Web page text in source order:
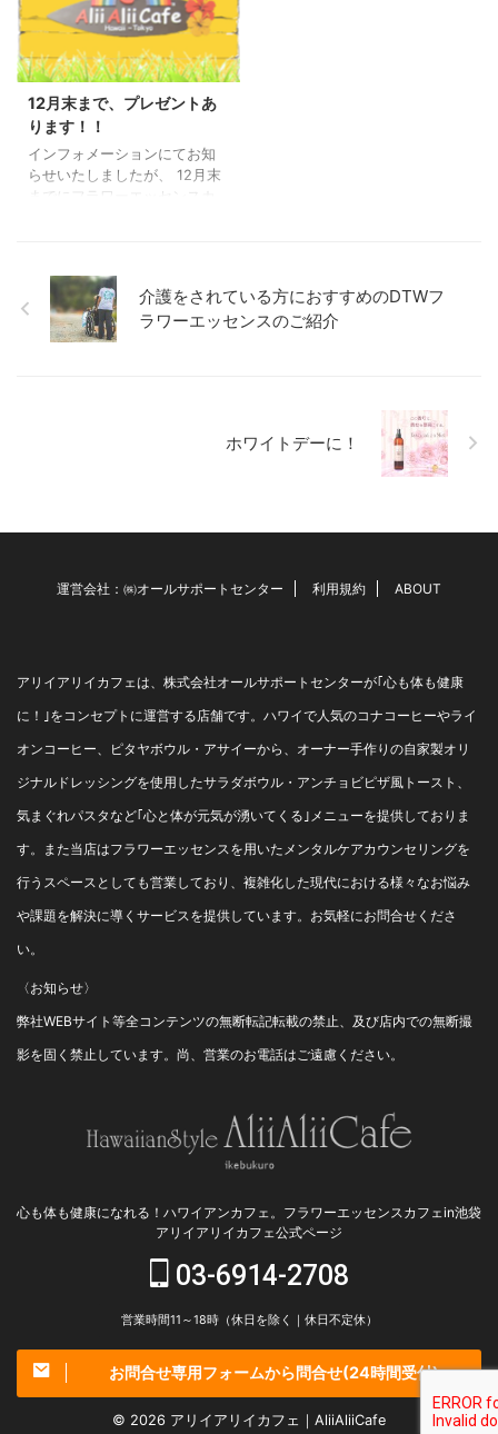
んちゃん連れの方は、入る事
ができなくなりました。 この
ような決断をするまでに、か
なりの葛藤がありました。 新
規でわんちゃん連れ不可にし
た理由 以前にも書きました
リードをせずわんちゃんがカ
フェから外に飛び出し不幸な
12月末まで、プレゼントあ
ります！！
インフォメーションにてお知
らせいたしましたが、 12月末
までにフラワーエッセンスカ
ただけのオリジナルミスト」
を作成しプレゼント致しま
す。 ミストの中には、今の気
持ちにあったフラワーエッセ
くなります。 今年もあとわず
りも素晴らし ...
介護をされている方におすすめのDTWフ
ラワーエッセンスのご紹介
ホワイトデーに！
運営会社：㈱オールサポートセンター 利用規約 ABOUT
アリイアリイカフェは、株式会社オールサポートセンターが｢心も体も健康
に！｣をコンセプトに運営する店舗です。ハワイで人気のコナコーヒーやライ
オンコーヒー、ピタヤボウル・アサイーから、オーナー手作りの自家製オリ
ジナルドレッシングを使用したサラダボウル・アンチョビピザ風トースト、
気まぐれパスタなど｢心と体が元気が湧いてくる｣メニューを提供しておりま
す。また当店はフラワーエッセンスを用いたメンタルケアカウンセリングを
行うスペースとしても営業しており、複雑化した現代における様々なお悩み
や課題を解決に導くサービスを提供しています。お気軽にお問合せくださ
い。
〈お知らせ〉
弊社WEBサイト等全コンテンツの無断転記転載の禁止、及び店内での無断撮
影を固く禁止しています。尚、営業のお電話はご遠慮ください。
心も体も健康になれる！ハワイアンカフェ。フラワーエッセンスカフェin池袋
アリイアリイカフェ公式ページ
03-6914-2708
営業時間11～18時（休日を除く｜休日不定休）
お問合せ専用フォームから問合せ(24時間受付)
© 2026 アリイアリイカフェ｜AliiAliiCafe